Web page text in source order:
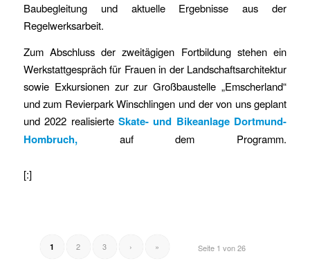
Baubegleitung und aktuelle Ergebnisse aus der
Regelwerksarbeit.
Zum Abschluss der zweitägigen Fortbildung stehen ein
Werkstattgespräch für Frauen in der Landschaftsarchitektur
sowie Exkursionen zur zur Großbaustelle „Emscherland“
und zum Revierpark Winschlingen und der von uns geplant
und 2022 realisierte Skate- und Bikeanlage Dortmund-
Hombruch,auf dem Programm.
[:]
Seite 1 von 26
1 2 3 › »